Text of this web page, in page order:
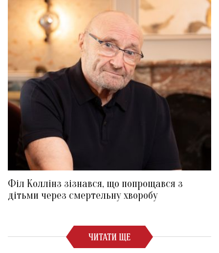
Філ Коллінз зізнався, що попрощався з
дітьми через смертельну хворобу
ЧИТАТИ ЩЕ